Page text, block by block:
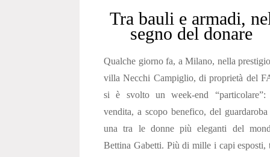
Tra bauli e armadi,
segno del donare
Qualche giorno fa, a Milano, nella
villa Necchi Campiglio, di proprietà del
si è svolto un week-end “particolare”:
vendita, a scopo benefico, del
una tra le donne più eleganti del
Bettina Gabetti. Più di mille i capi esposti,